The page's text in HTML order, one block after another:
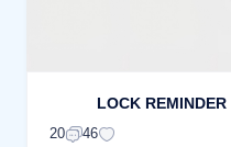
46
20